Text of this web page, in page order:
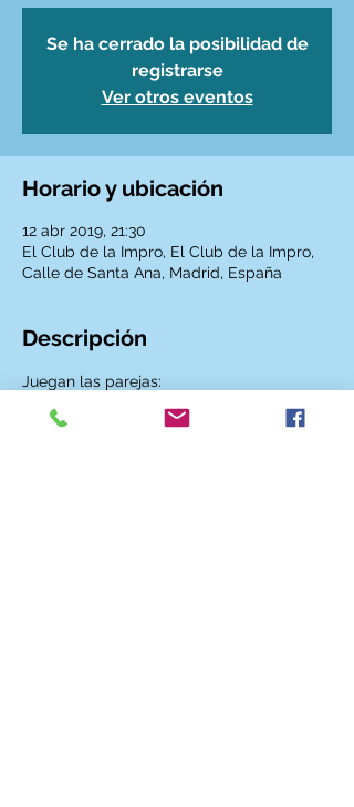
Se ha cerrado la posibilidad de
registrarse
Ver otros eventos
Horario y ubicación
12 abr 2019, 21:30
El Club de la Impro, El Club de la Impro,
Calle de Santa Ana, Madrid, España
Descripción
Juegan las parejas:
- BACK TO THE IMPROV
- THE PRESTIGE